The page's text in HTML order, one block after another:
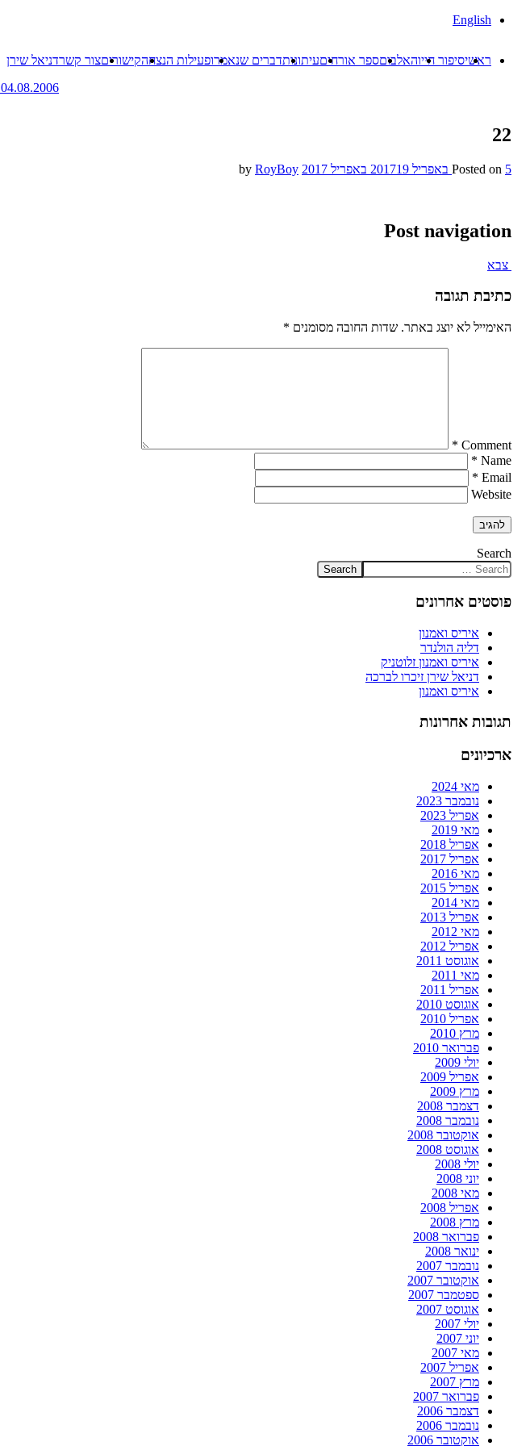
English
ראשיסיפור חייוהאלבוםספר אורחיםעיתונותדברים שנאמרופעילות הנצחהקישוריםצור קשרדניאל שירן
04.08.2006 - 05.03.1986
22
Posted on 5 באפריל 2017 19 באפריל 2017 RoyBoy
Post navigation
צבא
כתיבת תגובה
האימייל לא יוצג באתר. שדות החובה מסומנים *
Comment
*
Name
*
Email
*
Website
Search
פוסטים אחרונים
איריס ואמנון
דליה הולנדר
איריס ואמנון זלוטניק
דניאל שירן זיכרו לברכה
איריס ואמנון
תגובות אחרונות
ארכיונים
מאי 2024
נובמבר 2023
אפריל 2023
מאי 2019
אפריל 2018
אפריל 2017
מאי 2016
אפריל 2015
מאי 2014
אפריל 2013
מאי 2012
אפריל 2012
אוגוסט 2011
מאי 2011
אפריל 2011
אוגוסט 2010
אפריל 2010
מרץ 2010
פברואר 2010
יולי 2009
אפריל 2009
מרץ 2009
דצמבר 2008
נובמבר 2008
אוקטובר 2008
אוגוסט 2008
יולי 2008
יוני 2008
מאי 2008
אפריל 2008
מרץ 2008
פברואר 2008
ינואר 2008
נובמבר 2007
אוקטובר 2007
ספטמבר 2007
אוגוסט 2007
יולי 2007
יוני 2007
מאי 2007
אפריל 2007
מרץ 2007
פברואר 2007
דצמבר 2006
נובמבר 2006
אוקטובר 2006